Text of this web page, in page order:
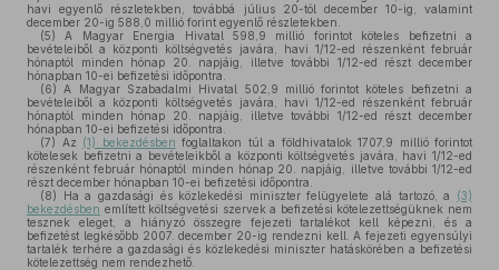
havi egyenlő részletekben, továbbá július 20-tól december 10-ig, valamint
december 20-ig 588,0 millió forint egyenlő részletekben.
(5) A Magyar Energia Hivatal 598,9 millió forintot köteles befizetni a
bevételeiből a központi költségvetés javára, havi 1/12-ed részenként február
hónaptól minden hónap 20. napjáig, illetve további 1/12-ed részt december
hónapban 10-ei befizetési időpontra.
(6) A Magyar Szabadalmi Hivatal 502,9 millió forintot köteles befizetni a
bevételeiből a központi költségvetés javára, havi 1/12-ed részenként február
hónaptól minden hónap 20. napjáig, illetve további 1/12-ed részt december
hónapban 10-ei befizetési időpontra.
(7) Az (1) bekezdésben foglaltakon túl a földhivatalok 1707,9 millió forintot
kötelesek befizetni a bevételeikből a központi költségvetés javára, havi 1/12-ed
részenként február hónaptól minden hónap 20. napjáig, illetve további 1/12-ed
részt december hónapban 10-ei befizetési időpontra.
(8) Ha a gazdasági és közlekedési miniszter felügyelete alá tartozó, a (3)
bekezdésben említett költségvetési szervek a befizetési kötelezettségüknek nem
tesznek eleget, a hiányzó összegre fejezeti tartalékot kell képezni, és a
befizetést legkésőbb 2007. december 20-ig rendezni kell. A fejezeti egyensúlyi
tartalék terhére a gazdasági és közlekedési miniszter hatáskörében a befizetési
kötelezettség nem rendezhető.